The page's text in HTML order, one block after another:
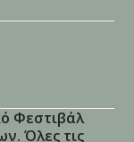
Φεστιβάλ
Όλες τις